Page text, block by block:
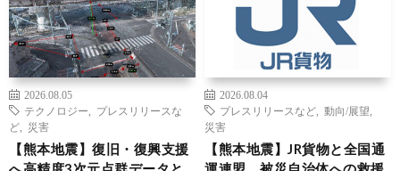
2026.08.05
テクノロジー
プレスリリースな
ど
災害
【熊本地震】復旧・復興支援
2026.08.04
プレスリリースなど
動向/展望
災害
【熊本地震】JR貨物と全国通